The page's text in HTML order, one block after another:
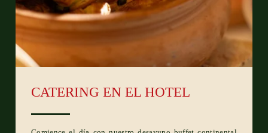
CATERING EN EL HOTEL